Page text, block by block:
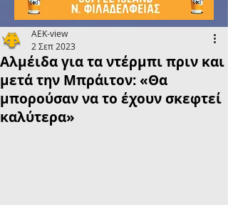
Αλμέιδα για τα ντέρμπι πριν και
μετά την Μπράιτον: «Θα
μπορούσαν να το έχουν σκεφτεί
καλύτερα»
AEK-view
2 Σεπ 2023